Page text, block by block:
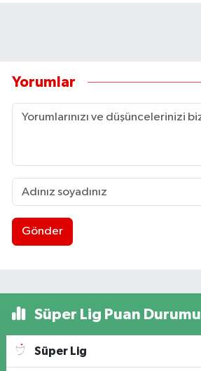
Yorumlar
Gönder
Süper Lig Puan Durumu
Süper Lig